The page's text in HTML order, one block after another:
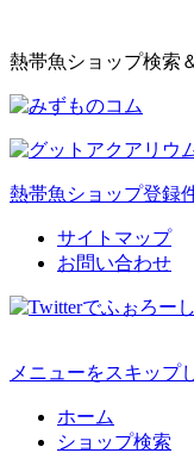
熱帯魚ショップ検索
熱帯魚ショップ登録
サイトマップ
お問い合わせ
メニューをスキップ
ホーム
ショップ検索